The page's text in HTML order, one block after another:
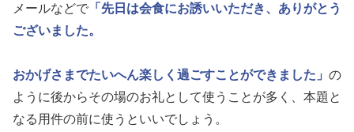
メールなどで 「先日は会食にお誘いいただき、ありがとう
ございました。
おかげさまでたいへん楽しく過ごすことができました」 の
ように後からその場のお礼として使うことが多く、本題と
なる用件の前に使うといいでしょう。